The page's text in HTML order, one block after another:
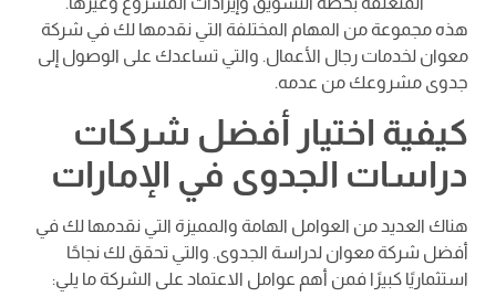
هذه مجموعة من المهام المختلفة التي نقدمها لك في شركة
معوان لخدمات رجال الأعمال. والتي تساعدك على الوصول إلى
جدوى مشروعك من عدمه.
كيفية اختيار أفضل شركات
دراسات الجدوى في الإمارات
هناك العديد من العوامل الهامة والمميزة التي نقدمها لك في
أفضل شركة معوان لدراسة الجدوى. والتي تحقق لك نجاحًا
استثماريًا كبيرًا فمن أهم عوامل الاعتماد على الشركة ما يلي: